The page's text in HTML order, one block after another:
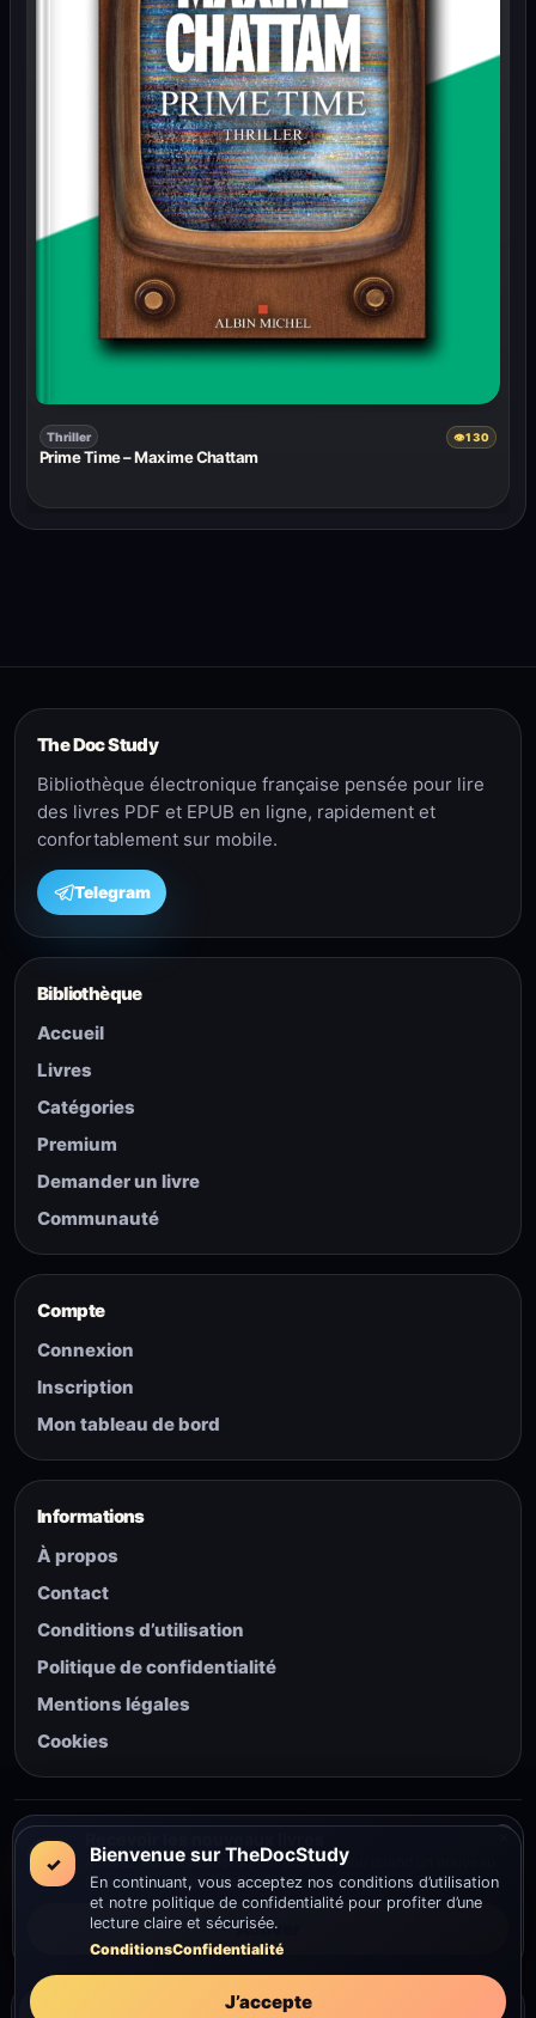
Thriller 👁130
Prime Time – Maxime Chattam
The Doc Study
Bibliothèque électronique française pensée pour lire
des livres PDF et EPUB en ligne, rapidement et
confortablement sur mobile.
Telegram
Bibliothèque
Accueil
Livres
Catégories
Premium
Demander un livre
Communauté
Compte
Connexion
Inscription
Mon tableau de bord
Informations
À propos
Contact
Conditions d’utilisation
Politique de confidentialité
Mentions légales
Cookies
© 2026 The Doc Study — Tous droits réservés.
✓ Bienvenue sur TheDocStudy
En continuant, vous acceptez nos conditions d’utilisation
et notre politique de confidentialité pour profiter d’une
lecture claire et sécurisée.
ConditionsConfidentialité
J’accepte
×
Activez les notifications pour être prévenu quand un nouveau
livre est ajouté sur TheDocStudy.
Activer